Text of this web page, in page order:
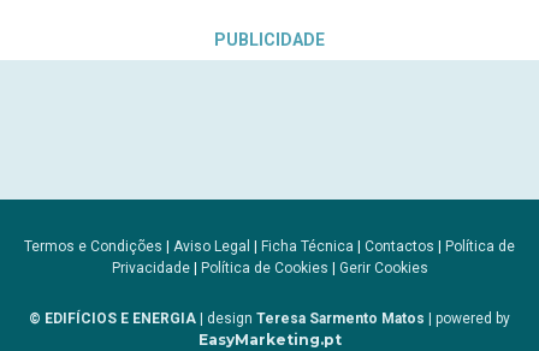
PUBLICIDADE
Termos e Condições | Aviso Legal | Ficha Técnica | Contactos | Política de
Privacidade| Política de Cookies | Gerir Cookies
© EDIFÍCIOS E ENERGIA | design Teresa Sarmento Matos | powered by
EasyMarketing.pt